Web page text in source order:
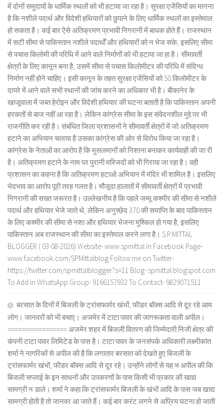
में दोनों समुदायों के धार्मिक स्थलों को भी हटाया जा रहा है। सुरक्षा एजेंसियों का मानना
है कि नशीले पदार्थ और विदेशी हथियारों को छुपाने के लिए धार्मिक स्थलों का इस्तेमाल
हो सकता है। कई बार ऐसे अतिक्रमण प्रभावी निगरानी में बाधक होते हैं। राजस्थान
में सटी सीमा से पाकिस्तान नशीले पदार्थों और हथियारों को न भेज सके, इसलिए सीमा
से पचास किलोमी की परिधि में आने वाले निर्माणों को भी हटाया जा हा है। सीमावर्ती
क्षेत्रों के लिए कानून बना है, उसमें सीमा से पचास किलोमीटर की परिधि में संदिग्ध
निर्माण नहीं होने चाहिए। इसी कानून के तहत सुरक्षा एजेंसियों को 50 किलोमीटर के
दायरे में आने वाले सभी स्थानों की जांच करने का अधिकार भी है। बीकानेर के
खाजूवाला में जब्त हेरोइन और विदेशी हथियार की घटना बताती है कि पाकिस्तान अपनी
हरकतों से बाज नहीं आ रहा है। लेकिन कांग्रेस सीमा के इस संवेदनशील मुद्दे पर भी
राजनीति कर रही है। संबंधित जिला प्रशासनों ने सीमावर्ती क्षेत्रों में जो अतिक्रमण
हटाने का अभियान चलाया है उसका कांग्रेस की ओर से विरोध किया जा रहा है।
कांग्रेस के नेताओं का आरोप है कि मुसलमानों को निशाना बनाकर कार्यवाही की जा री
है। अतिक्रमण हटाने के नाम पर पुरानी मस्जिदों को भी गिराया जा रहा है। वही
प्रशासन का कहना है कि अतिक्रमण हटाओ अभियान में मंदिर भी शामिल है। इसलिए
भेदभाव का आरोप पूरी तरह गलत है। मौजूदा हालातों में सीमावर्ती क्षेत्रों में प्रभावी
निगरानी की सख्त जरूरत है। उल्लेखनीय है कि पहले जम्मू कश्मीर की सीमा से नशीले
पदार्थ और हथियार भेजे जाते थे, लेकिन अनुच्छेद 370 की समाप्ति के बाद पाकिस्तान
के लिए कश्मीर की सीमा से नशा और हथियार भेजना मुश्किल हो गया है, इसलिए
पाकिस्तान अब राजस्थान की सीमा का इस्तेमाल करने लगा है। S.P.MITTAL
BLOGGER ( 03-08-2026) Website- www.spmittal.in Facebook Page-
www.facebook.com/SPMittalblog Follow me on Twitter-
https://twitter.com/spmittalblogger?s=11 Blog- spmittal.blogspot.com
To Add in WhatsApp Group- 9166157932 To Contact- 9829071511
बरसात के दिनों में बिजली के ट्रांसफार्मर खंभों, फीडर बॉक्स आदि से दूर रहे आम
लोग। जानवरों को भी बचाए। अजमेर में टाटा पावर की जागरूकता वाली अपील।
================= अजमेर शहर में बिजली वितरण की जिम्मेदारी निजी क्षेत्र की
कंपनी टाटा पावर लिमिटेड के पास है। टाटा पावर के जनसंपर्क अधिकारी लक्ष्मीकांत
शर्मा ने नागरिकों से अपील की है कि लगातार बरसात को देखते हुए बिजली के
ट्रांसफार्मर खंभों, फीडर बॉक्स आदि से दूर रहे। उन्होंने लोगों से यह भ अपील की कि
बिजली सप्लाई के इन साधनों और उपकरणों के पास किसी भी प्रकार की खाद्य
सामग्री न डाले। शर्मा ने कहा कि ट्रांसफार्मर बिजली के खंभों आदि के पास जब खाद्य
सामग्री होती है तो जानवर आ जाते हैं। कई बार करंट लगने से अप्रिय घटना हो जाती